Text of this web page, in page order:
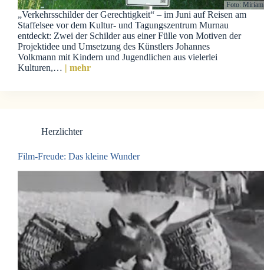
Foto:
„Verkehrsschilder der Gerechtigkeit“ – im Juni auf Reisen am
Staffelsee vor dem Kultur- und Tagungszentrum Murnau
entdeckt: Zwei der Schilder aus einer Fülle von Motiven der
Projektidee und Umsetzung des Künstlers Johannes
Volkmann mit Kindern und Jugendlichen aus vielerlei
Kulturen,… | mehr
Herzlichter
Film-Freude: Das kleine Wunder